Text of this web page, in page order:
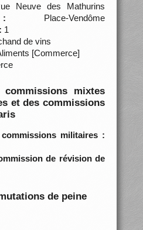
Neuve des Mathurins
Place-Vendôme
1
de vins
[Commerce]
commissions mixtes
et des commissions
militaires :
de révision de
de peine